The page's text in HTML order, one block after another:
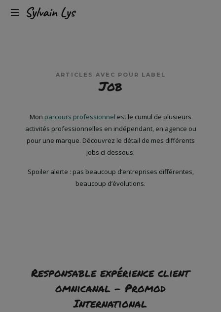
Sylvain
Expérience
client
ARTICLES AVEC POUR LABEL
Job
Mon parcours professionnel est le cumul de plusieurs
activités professionnelles en indépendant, en agence ou
pour une marque. Découvrez le détail de mes différents
jobs ci-dessous.
Spoiler alerte : pas beaucoup d’entreprises différentes,
beaucoup d’évolutions.
Responsable expérience client
omnicanal – Promod
International